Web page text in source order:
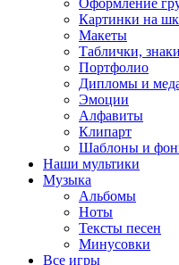
Оформление
Картинки на
Макеты
Таблички, знаки
Портфолио
Дипломы и
Эмоции
Алфавиты
Клипарт
Шаблоны и
Наши мультики
Музыка
Альбомы
Ноты
Тексты песен
Минусовки
Все игры